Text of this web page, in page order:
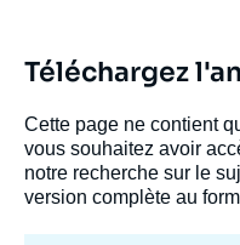
Téléchargez
Cette page ne contient
vous souhaitez avoir
notre recherche sur le
version complète au